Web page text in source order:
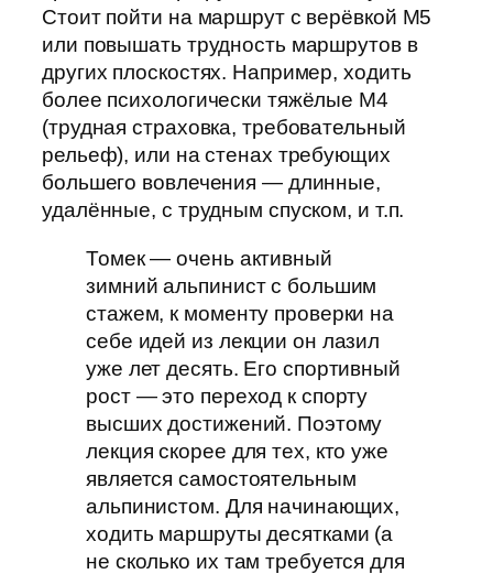
Стоит пойти на маршрут с верёвкой М5
или повышать трудность маршрутов в
других плоскостях. Например, ходить
более психологически тяжёлые М4
(трудная страховка, требовательный
рельеф), или на стенах требующих
большего вовлечения — длинные,
удалённые, с трудным спуском, и т.п.
Томек — очень активный
зимний альпинист с большим
стажем, к моменту проверки на
себе идей из лекции он лазил
уже лет десять. Его спортивный
рост — это переход к спорту
высших достижений. Поэтому
лекция скорее для тех, кто уже
является самостоятельным
альпинистом. Для начинающих,
ходить маршруты десятками (а
не сколько их там требуется для